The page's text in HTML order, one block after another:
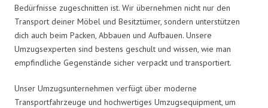
Bedürfnisse zugeschnitten ist. Wir übernehmen nicht nur den
Transport deiner Möbel und Besitztümer, sondern unterstützen
dich auch beim Packen, Abbauen und Aufbauen. Unsere
Umzugsexperten sind bestens geschult und wissen, wie man
empfindliche Gegenstände sicher verpackt und transportiert.
Unser Umzugsunternehmen verfügt über moderne
Transportfahrzeuge und hochwertiges Umzugsequipment, um